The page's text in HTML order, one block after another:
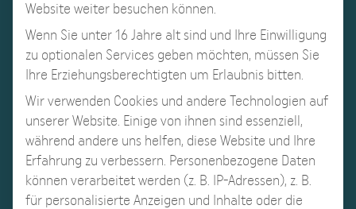
Website weiter besuchen können.
Wenn Sie unter 16 Jahre alt sind und Ihre Einwilligung
zu optionalen Services geben möchten, müssen Sie
Ihre Erziehungsberechtigten um Erlaubnis bitten.
Wir verwenden Cookies und andere Technologien auf
unserer Website. Einige von ihnen sind essenziell,
während andere uns helfen, diese Website und Ihre
Erfahrung zu verbessern. Personenbezogene Daten
können verarbeitet werden (z. B. IP-Adressen), z. B.
für personalisierte Anzeigen und Inhalte oder die